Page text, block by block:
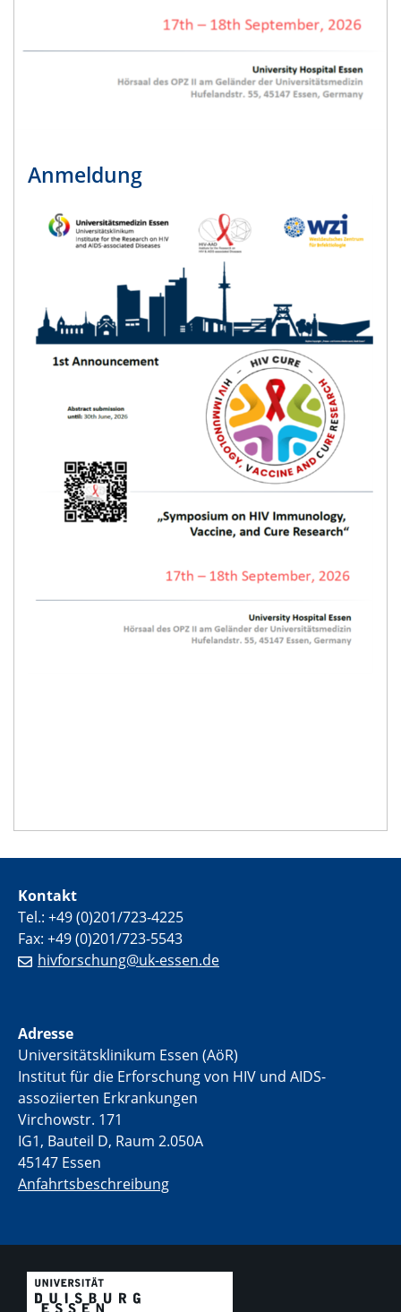
Anmeldung
Kontakt
Tel.: +49 (0)201/723-4225
Fax: +49 (0)201/723-5543
hivforschung@uk-essen.de
Adresse
Universitätsklinikum Essen (AöR)
Institut für die Erforschung von HIV und AIDS-
assoziierten Erkrankungen
Virchowstr. 171
IG1, Bauteil D, Raum 2.050A
45147 Essen
Anfahrtsbeschreibung